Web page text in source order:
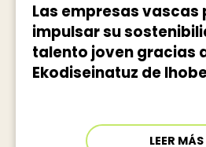
Las empresas vascas
impulsar su
talento joven gracias
Ekodiseinatuz de
LEER MÁS